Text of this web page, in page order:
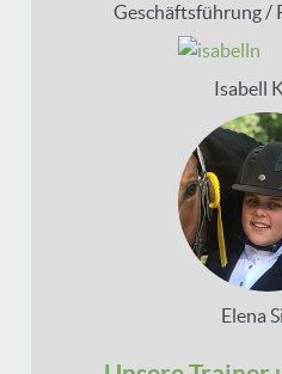
Geschäftsführung /
Isabell
Elena